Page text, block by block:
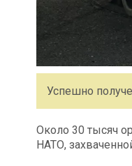
Успешно
Около 30 тысяч
НАТО,